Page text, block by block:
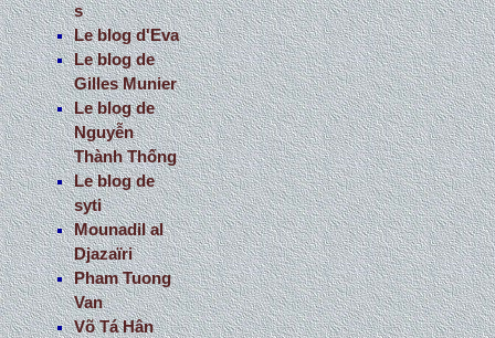
s
Le blog d'Eva
Le blog de
Gilles Munier
Le blog de
Nguyễn
Thành Thống
Le blog de
syti
Mounadil al
Djazaïri
Pham Tuong
Van
Võ Tá Hân